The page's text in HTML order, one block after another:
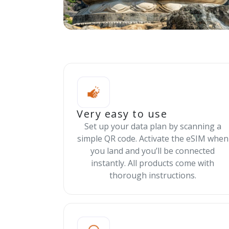
Very easy to use
Set up your data plan by scanning a
simple QR code. Activate the eSIM when
you land and you’ll be connected
instantly. All products come with
thorough instructions.